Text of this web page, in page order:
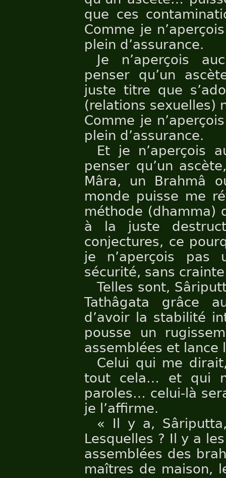
que ces
Comme je
plein d’assurance.
Je n’aperçois
penser qu’un
juste titre que
(relations sexuelles)
Comme je
plein d’assurance.
Et je n’aperçois
penser qu’un
Mâra, un Brahmâ
monde puisse me
méthode (dhamma)
à la juste
conjectures, ce
je n’aperçois
sécurité, sans
Telles sont,
Tathâgata grâce
d’avoir la stabilité
pousse un
assemblées et lance
Celui qui me
tout cela… et qui
paroles… celui-là
je l’affirme.
« Il y a,
Lesquelles ? Il y a
assemblées des
maîtres de maison,